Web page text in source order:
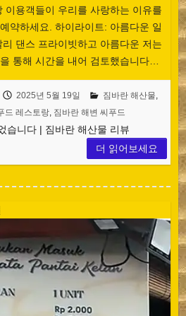
이용객들이 우리를 사랑하는 이유를
약하세요. 하이라이트: 아름다운 일
댄스 프라이빗하고 아름다운 저는
통해 시간을 내어 검토했습니다…
2025년 5월 19일 짐바란 해산물
드 레스토랑, 짐바란 해변 씨푸드
습니다 | 짐바란 해산물 리뷰
더 읽어보세요